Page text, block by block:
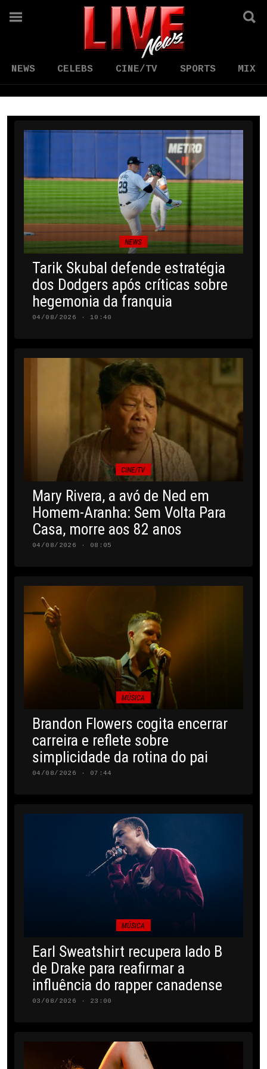
NEWS CELEBS CINE/TV SPORTS MIX
NEWS
Tarik Skubal defende estratégia
dos Dodgers após críticas sobre
hegemonia da franquia
04/08/2026 · 10:40
CINE/TV
Mary Rivera, a avó de Ned em
Homem-Aranha: Sem Volta Para
Casa, morre aos 82 anos
04/08/2026 · 08:05
MÚSICA
Brandon Flowers cogita encerrar
carreira e reflete sobre
simplicidade da rotina do pai
04/08/2026 · 07:44
MÚSICA
Earl Sweatshirt recupera lado B
de Drake para reafirmar a
influência do rapper canadense
03/08/2026 · 23:00